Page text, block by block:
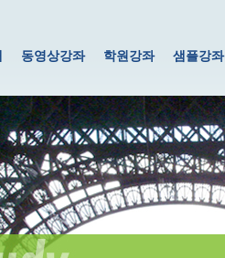
동영상강좌 학원강좌 샘플강좌